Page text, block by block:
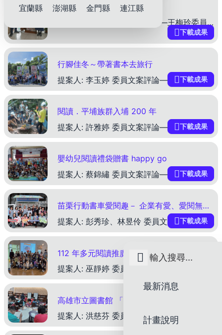
最新消息
計畫說明
宜蘭縣
澎湖縣 金門縣 連江縣
3C 剋星－行動圖書櫃
提案人: 張慶信 委員文案評論—王梅玲委員 屏東縣鹽埔鄉立圖書館為提升鄉內閱讀風氣，設置「行動圖書櫃」，提供洽公及診所等待看診的鄉民及孩童現場閱讀。本文案具有下列特色值得其他圖書館借鏡參考：
下載成果
行腳佳冬～帶著書本去旅行
提案人: 李玉婷 委員文案評論—王梅玲委員 屏東縣佳冬鄉立圖書館提出「行腳佳冬~ 帶著書本去旅行」主題的閱讀推廣活動，搭配走讀選書，橫跨自然生態、地景風貌、人文風情、在地美食，旅行文化等主題書展
下載成果
閱讀．平埔族群入埔 200 年
提案人: 許雅婷 委員文案評論—王涵青委員 南投縣埔里鎮立圖書館透過結合文化部「博物館與地方文化館計畫」的資源，旨在提升地方人文與土地的關懷及認同，策劃並推動了一系列年度主題活動，包括111年的
下載成果
嬰幼兒閱讀禮袋贈書 happy go
提案人: 蔡錦繡 委員文案評論—林珊如委員 本案以行動圖書館推動嬰幼兒閱讀禮袋贈書，別有新意，且具成效。苗栗縣苑裡鎮為因應設籍的新生兒居住於鎮內各里幅員很廣，許多隔代教養的家庭，要到鎮上圖書館有
下載成果
苗栗行動書車愛閱趣－ 企業有愛、愛閱無限，我們以閱讀的力量， 帶領偏鄉弱勢堅定前行
提案人: 彭秀珍、林昱伶 委員文案評論—王涵青委員 苗栗縣立圖書館在「走讀苗栗 超閱自我行動書車愛閱趣」計畫中，成功運用企業宏致集團捐贈的「會跑的圖書館－行動圖書車」，自111年開始啟動，113
下載成果